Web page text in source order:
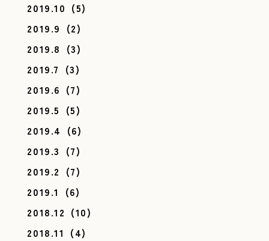
2019.10 (5)
2019.9 (2)
2019.8 (3)
2019.7 (3)
2019.6 (7)
2019.5 (5)
2019.4 (6)
2019.3 (7)
2019.2 (7)
2019.1
(6)
2018.12 (10)
2018.11 (4)